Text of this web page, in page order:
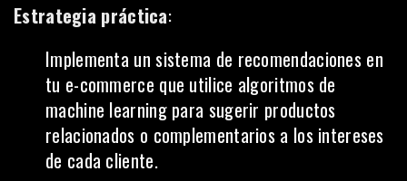
Estrategia práctica:
Implementa un sistema de recomendaciones en
tu e-commerce que utilice algoritmos de
machine learning para sugerir productos
relacionados o complementarios a los intereses
de cada cliente.